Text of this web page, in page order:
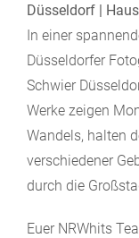
Düsseldorf |
In einer
Düsseldorfer
Schwier
Werke zeigen
Wandels, halten
verschiedener
durch die
Euer NRWhits